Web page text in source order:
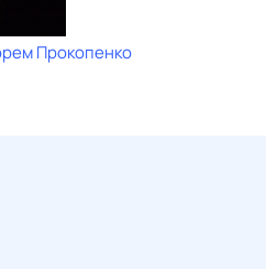
Прокопенко